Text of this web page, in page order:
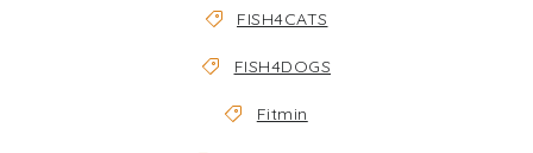
FISH4CATS
FISH4DOGS
Fitmin